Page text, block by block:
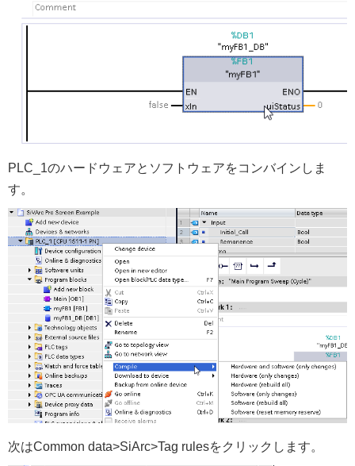
PLC_1のハードウェアとソフトウェアをコンバインしま
す。
次はCommon data>SiArc>Tag rulesをクリックします。